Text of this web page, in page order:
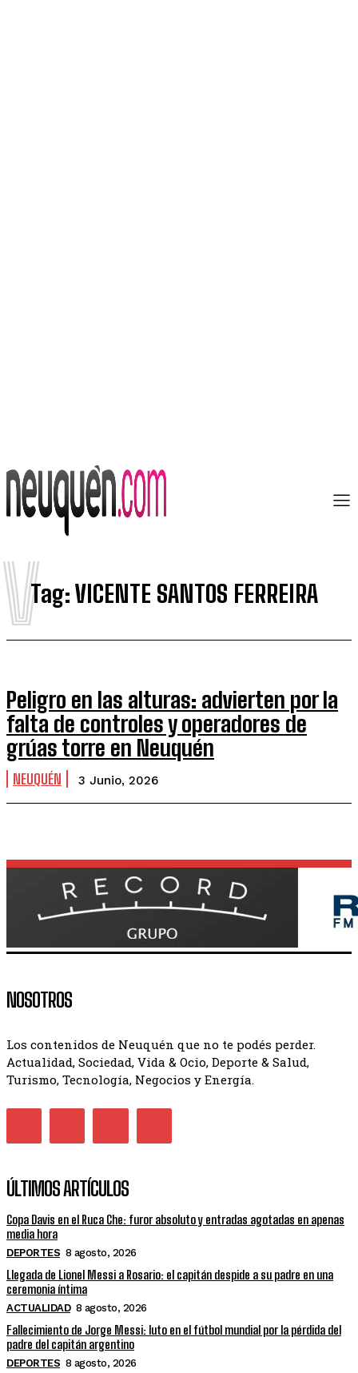
Tag:VICENTE SANTOS FERREIRA
V
Peligro en las alturas: advierten por la
falta de controles y operadores de
grúas torre en Neuquén
NEUQUÉN 3 Junio, 2026
NOSOTROS
Los contenidos de Neuquén que no te podés perder.
Actualidad, Sociedad, Vida & Ocio, Deporte & Salud,
Turismo, Tecnología, Negocios y Energía.
ÚLTIMOS ARTÍCULOS
Copa Davis en el Ruca Che: furor absoluto y entradas agotadas en apenas
media hora
DEPORTES 8 agosto, 2026
Llegada de Lionel Messi a Rosario: el capitán despide a su padre en una
ceremonia íntima
ACTUALIDAD 8 agosto, 2026
Fallecimiento de Jorge Messi: luto en el fútbol mundial por la pérdida del
padre del capitán argentino
DEPORTES 8 agosto, 2026